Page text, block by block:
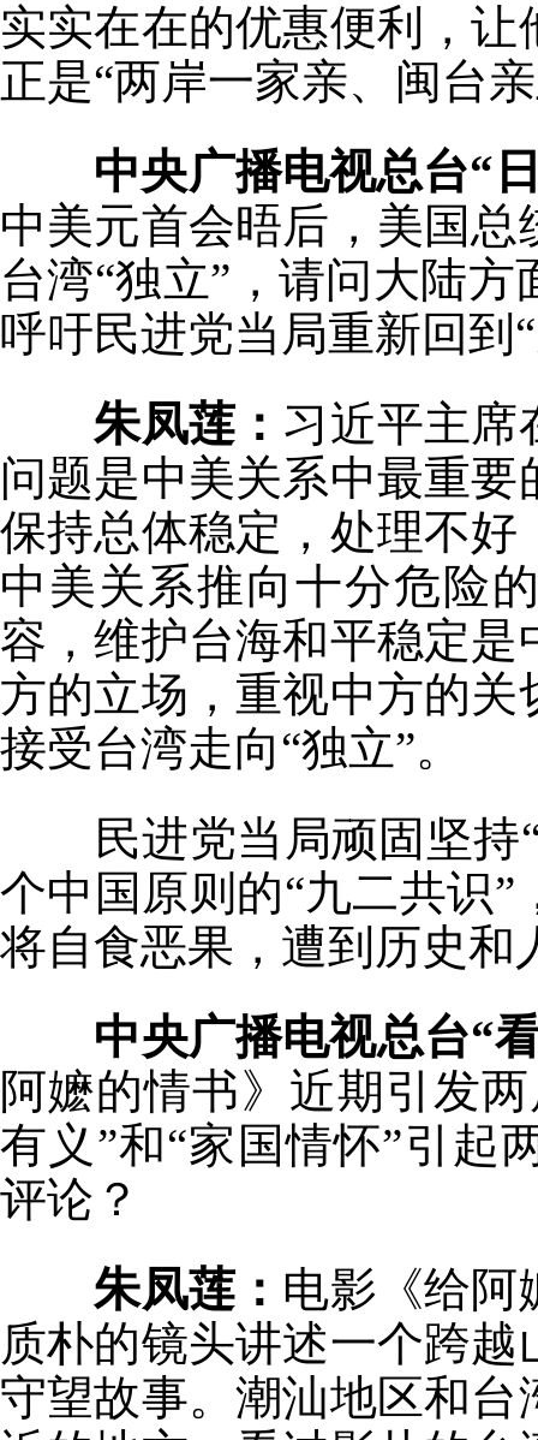
实实在在的优惠便利，
正是“两岸一家亲、闽台
中央广播电视总台“
中美元首会晤后，美国
台湾“独立”，请问大陆
呼吁民进党当局重新回到
朱凤莲： 习近平主席
问题是中美关系中最重
保持总体稳定，处理不
中美关系推向十分危险
容，维护台海和平稳定
方的立场，重视中方的
接受台湾走向“独立”。
民进党当局顽固坚持“
个中国原则的“九二共识
将自食恶果，遭到历史和
中央广播电视总台“
阿嬷的情书》近期引发
有义”和“家国情怀”引起
评论？
朱凤莲： 电影《给阿
质朴的镜头讲述一个跨
守望故事。潮汕地区和